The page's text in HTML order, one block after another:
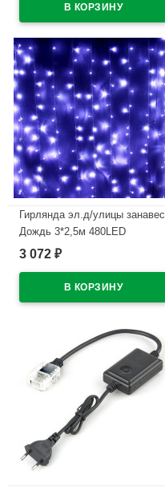
Гирлянда эл.д/улицы занавес
Дождь 3*2,5м 480LED
(св.провод) цв.белый 8реж.
3 072 ₽